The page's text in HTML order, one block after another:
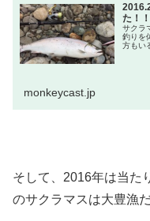
た！！
サクラ
釣りを
方もい
monkeycast.jp
そして、2016年は当た
のサクラマスは大豊漁